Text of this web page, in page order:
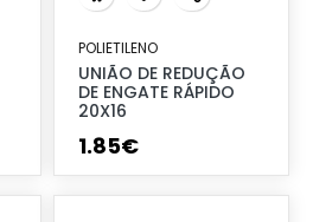
POLIETILENO
UNIÃO DE REDUÇÃO
DE ENGATE RÁPIDO
20X16
1.85€